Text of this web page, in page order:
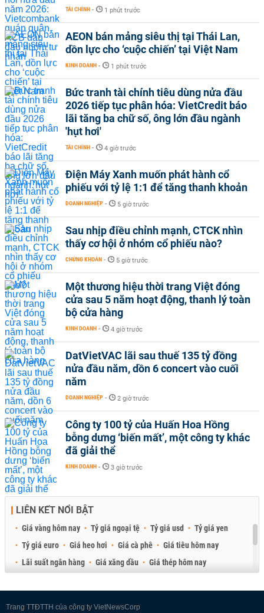
TÀI CHÍNH - 1 phút trước
AEON bán mảng siêu thị tại Thái Lan,
dồn lực cho ‘cuộc chiến’ tại Việt Nam
KINH DOANH - 1 phút trước
Bức tranh tài chính tiêu dùng nửa đầu
2026 tiếp tục phân hóa: VietCredit báo
lãi tăng ba chữ số, ông lớn đầu ngành
'hụt hơi'
TÀI CHÍNH - 4 giờ trước
Điện Máy Xanh muốn phát hành cổ
phiếu với tỷ lệ 1:1 để tăng thanh khoản
DOANH NGHIỆP - 5 giờ trước
Sau nhịp điều chỉnh mạnh, CTCK nhìn
thấy cơ hội ở nhóm cổ phiếu nào?
CHỨNG KHOÁN - 5 giờ trước
Một thương hiệu thời trang Việt đóng
cửa sau 5 năm hoạt động, thanh lý toàn
bộ cửa hàng
KINH DOANH - 4 giờ trước
DatVietVAC lãi sau thuế 135 tỷ đồng
nửa đầu năm, dồn 6 concert vào cuối
năm
DOANH NGHIỆP - 2 giờ trước
Công ty 100 tỷ của Huấn Hoa Hồng
bỗng dưng ‘biến mất’, một công ty khác
đã giải thể
KINH DOANH - 3 giờ trước
LIÊN KẾT NỔI BẬT
Giá vàng hôm nay Tỷ giá ngoại tệ Tỷ giá usd
Tỷ giá yen
Tỷ giá euro
Giá heo hơi Giá cà phê
Giá tiêu hôm nay
Lãi suất ngân hàng
Giá xăng dầu
Giá thép hôm nay
Trang TTĐTTH của công ty VietNewsCorp